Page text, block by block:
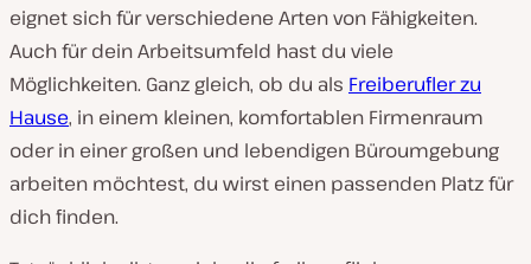
eignet sich für verschiedene Arten von Fähigkeiten.
Auch für dein Arbeitsumfeld hast du viele
Möglichkeiten. Ganz gleich, ob du als Freiberufler zu
Hause, in einem kleinen, komfortablen Firmenraum
oder in einer großen und lebendigen Büroumgebung
arbeiten möchtest, du wirst einen passenden Platz für
dich finden.